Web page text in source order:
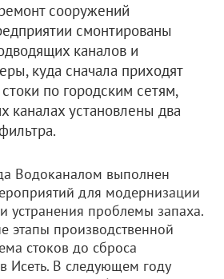
сооружений
смонтированы
каналов и
куда сначала приходят
по городским сетям,
каналах установлены два
Водоканалом выполнен
для модернизации
устранения проблемы запаха.
этапы производственной
стоков до сброса
Исеть. В следующем году